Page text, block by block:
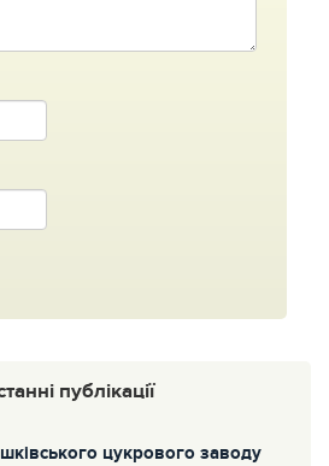
публікації
цукрового заводу